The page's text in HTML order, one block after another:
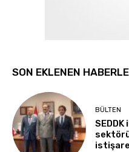
SON EKLENEN
BÜLTEN
istişare